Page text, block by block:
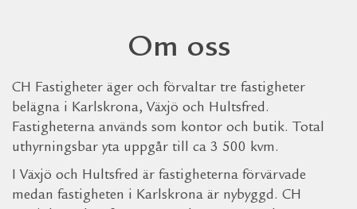
Om oss
CH Fastigheter äger och förvaltar tre fastigheter
belägna i Karlskrona, Växjö och Hultsfred.
Fastigheterna används som kontor och butik. Total
uthyrningsbar yta uppgår till ca 3 500 kvm.
I Växjö och Hultsfred är fastigheterna förvärvade
medan fastigheten i Karlskrona är nybyggd. CH